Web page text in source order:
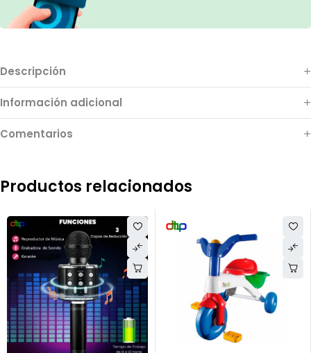
Descripción
Información adicional
Comentarios
Productos relacionados